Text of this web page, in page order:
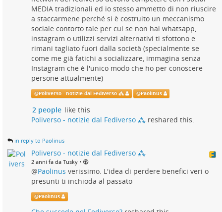
MEDIA tradizionali ed io stesso ammetto di non riuscire
a staccarmene perché si è costruito un meccanismo
sociale contorto tale per cui se non hai whatsapp,
instagram o utilizzi servizi alternativi ti sfottono e
rimani tagliato fuori dalla società (specialmente se
come me già fatichi a socializzare, immagina senza
Instagram che è l'unico modo che ho per conoscere
persone attualmente)
@Poliverso - notizie dal Fediverso ⁂ @Paolinus
2 people like this
Poliverso - notizie dal Fediverso ⁂ reshared this.
in reply to Paolinus
Poliverso - notizie dal Fediverso ⁂
2 anni fa da Tusky •
@Paolinus verissimo. L'idea di perdere benefici veri o
presunti ti inchioda al passato
@Paolinus